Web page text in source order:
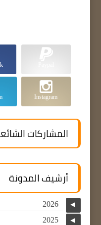
Instagram
المشاركات
أرشيف المدونة
◄
2026
◄
2025